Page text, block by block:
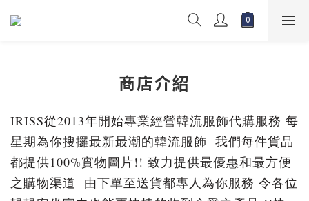
商店介紹
IRISS從2013年開始專業經營韓流服飾代購服務 每
星期為你搜攞最新最潮的韓流服飾  我們每件貨品
都提供100%實物圖片!! 致力提供最優惠和最方便
之購物渠道  由下單至送貨都專人為你服務 令各位